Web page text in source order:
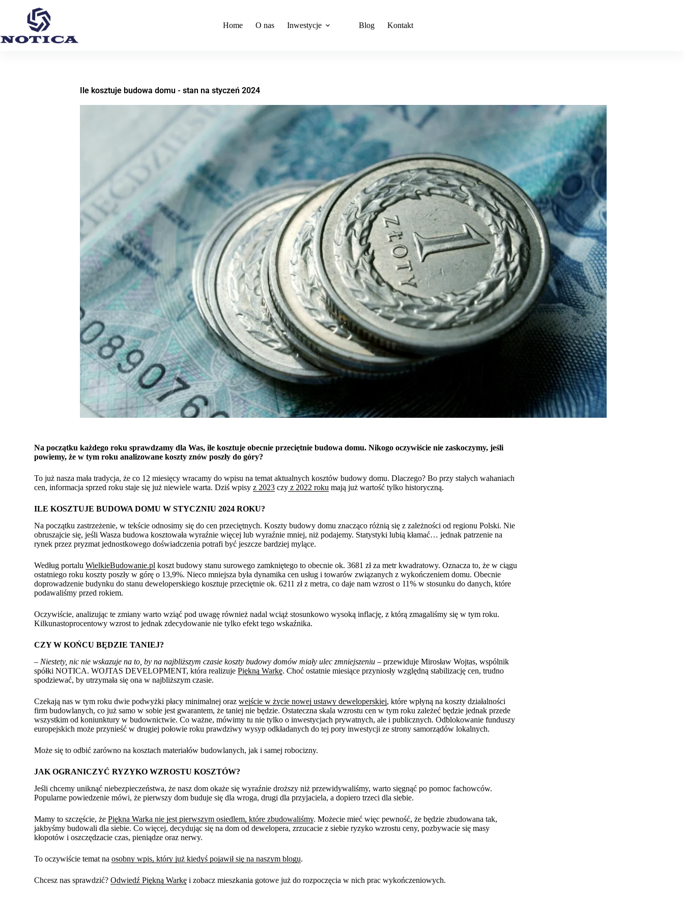
Home O nas Inwestycje Blog Kontakt
Ile kosztuje budowa domu - stan na styczeń 2024
Na początku każdego roku sprawdzamy dla Was, ile kosztuje obecnie przeciętnie budowa domu. Nikogo oczywiście nie zaskoczymy, jeśli
powiemy, że w tym roku analizowane koszty znów poszły do góry?
To już nasza mała tradycja, że co 12 miesięcy wracamy do wpisu na temat aktualnych kosztów budowy domu. Dlaczego? Bo przy stałych wahaniach
cen, informacja sprzed roku staje się już niewiele warta. Dziś wpisyz 2023 czy z 2022 roku mają już wartość tylko historyczną.
ILE KOSZTUJE BUDOWA DOMU W STYCZNIU 2024 ROKU?
Na początku zastrzeżenie, w tekście odnosimy się do cen przeciętnych. Koszty budowy domu znacząco różnią się z zależności od regionu Polski. Nie
obruszajcie się, jeśli Wasza budowa kosztowała wyraźnie więcej lub wyraźnie mniej, niż podajemy. Statystyki lubią kłamać… jednak patrzenie na
rynek przez pryzmat jednostkowego doświadczenia potrafi być jeszcze bardziej mylące.
Według portaluWielkieBudowanie.pl koszt budowy stanu surowego zamkniętego to obecnie ok. 3681 zł za metr kwadratowy. Oznacza to, że w ciągu
ostatniego roku koszty poszły w górę o 13,9%. Nieco mniejsza była dynamika cen usług i towarów związanych z wykończeniem domu. Obecnie
doprowadzenie budynku do stanu deweloperskiego kosztuje przeciętnie ok. 6211 zł z metra, co daje nam wzrost o 11% w stosunku do danych, które
podawaliśmy przed rokiem.
Oczywiście, analizując te zmiany warto wziąć pod uwagę również nadal wciąż stosunkowo wysoką inflację, z którą zmagaliśmy się w tym roku.
Kilkunastoprocentowy wzrost to jednak zdecydowanie nie tylko efekt tego wskaźnika.
CZY W KOŃCU BĘDZIE TANIEJ?
– Niestety, nic nie wskazuje na to, by na najbliższym czasie koszty budowy domów miały ulec zmniejszeniu – przewiduje Mirosław Wojtas, wspólnik
spółki NOTICA. WOJTAS DEVELOPMENT, która realizujePiękną Warkę. Choć ostatnie miesiące przyniosły względną stabilizację cen, trudno
spodziewać, by utrzymała się ona w najbliższym czasie.
Czekają nas w tym roku dwie podwyżki płacy minimalnej orazwejście w życie nowej ustawy deweloperskiej, które wpłyną na koszty działalności
firm budowlanych, co już samo w sobie jest gwarantem, że taniej nie będzie. Ostateczna skala wzrostu cen w tym roku zależeć będzie jednak przede
wszystkim od koniunktury w budownictwie. Co ważne, mówimy tu nie tylko o inwestycjach prywatnych, ale i publicznych. Odblokowanie funduszy
europejskich może przynieść w drugiej połowie roku prawdziwy wysyp odkładanych do tej pory inwestycji ze strony samorządów lokalnych.
Może się to odbić zarówno na kosztach materiałów budowlanych, jak i samej robocizny.
JAK OGRANICZYĆ RYZYKO WZROSTU KOSZTÓW?
Jeśli chcemy uniknąć niebezpieczeństwa, że nasz dom okaże się wyraźnie droższy niż przewidywaliśmy, warto sięgnąć po pomoc fachowców.
Popularne powiedzenie mówi, że pierwszy dom buduje się dla wroga, drugi dla przyjaciela, a dopiero trzeci dla siebie.
Mamy to szczęście, żePiękna Warka nie jest pierwszym osiedlem, które zbudowaliśmy. Możecie mieć więc pewność, że będzie zbudowana tak,
jakbyśmy budowali dla siebie. Co więcej, decydując się na dom od dewelopera, zrzucacie z siebie ryzyko wzrostu ceny, pozbywacie się masy
kłopotów i oszczędzacie czas, pieniądze oraz nerwy.
To oczywiście temat naosobny wpis, który już kiedyś pojawił się na naszym blogu.
Chcesz nas sprawdzić?Odwiedź Piękną Warkę i zobacz mieszkania gotowe już do rozpoczęcia w nich prac wykończeniowych.